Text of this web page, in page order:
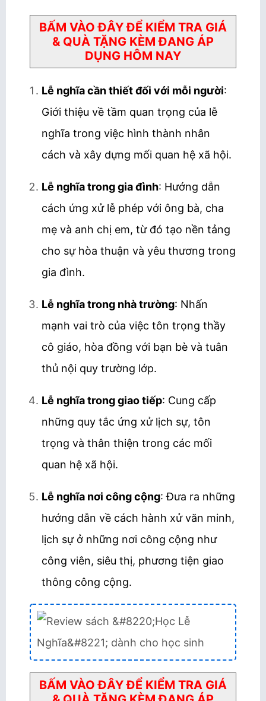
BẤM VÀO ĐÂY ĐỂ KIỂM TRA GIÁ
& QUÀ TẶNG KÈM ĐANG ÁP
DỤNG HÔM NAY
Lễ nghĩa cần thiết đối với mỗi người:
Giới thiệu về tầm quan trọng của lễ
nghĩa trong việc hình thành nhân
cách và xây dựng mối quan hệ xã hội.
Lễ nghĩa trong gia đình: Hướng dẫn
cách ứng xử lễ phép với ông bà, cha
mẹ và anh chị em, từ đó tạo nền tảng
cho sự hòa thuận và yêu thương trong
gia đình.
Lễ nghĩa trong nhà trường: Nhấn
mạnh vai trò của việc tôn trọng thầy
cô giáo, hòa đồng với bạn bè và tuân
thủ nội quy trường lớp.
Lễ nghĩa trong giao tiếp: Cung cấp
những quy tắc ứng xử lịch sự, tôn
trọng và thân thiện trong các mối
quan hệ xã hội.
Lễ nghĩa nơi công cộng:Đưa ra những
hướng dẫn về cách hành xử văn minh,
lịch sự ở những nơi công cộng như
công viên, siêu thị, phương tiện giao
thông công cộng.
BẤM VÀO ĐÂY ĐỂ KIỂM TRA GIÁ